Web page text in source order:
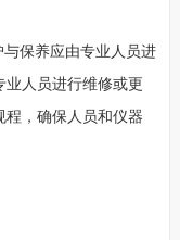
保养应由专业人员进
业人员进行维修或更
程，确保人员和仪器